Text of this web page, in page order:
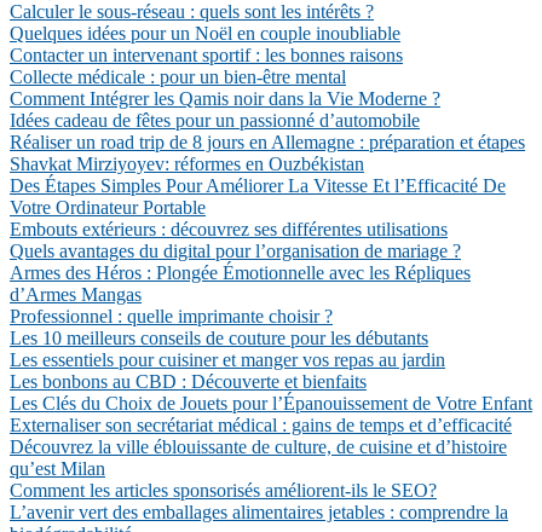
Calculer le sous-réseau : quels sont les intérêts ?
Quelques idées pour un Noël en couple inoubliable
Contacter un intervenant sportif : les bonnes raisons
Collecte médicale : pour un bien-être mental
Comment Intégrer les Qamis noir dans la Vie Moderne ?
Idées cadeau de fêtes pour un passionné d’automobile
Réaliser un road trip de 8 jours en Allemagne : préparation et étapes
Shavkat Mirziyoyev: réformes en Ouzbékistan
Des Étapes Simples Pour Améliorer La Vitesse Et l’Efficacité De
Votre Ordinateur Portable
Embouts extérieurs : découvrez ses différentes utilisations
Quels avantages du digital pour l’organisation de mariage ?
Armes des Héros : Plongée Émotionnelle avec les Répliques
d’Armes Mangas
Professionnel : quelle imprimante choisir ?
Les 10 meilleurs conseils de couture pour les débutants
Les essentiels pour cuisiner et manger vos repas au jardin
Les bonbons au CBD : Découverte et bienfaits
Les Clés du Choix de Jouets pour l’Épanouissement de Votre Enfant
Externaliser son secrétariat médical : gains de temps et d’efficacité
Découvrez la ville éblouissante de culture, de cuisine et d’histoire
qu’est Milan
Comment les articles sponsorisés améliorent-ils le SEO?
L’avenir vert des emballages alimentaires jetables : comprendre la